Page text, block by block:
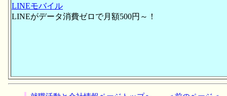
LINEモバイル
LINEがデータ消費ゼロで月額500円～！